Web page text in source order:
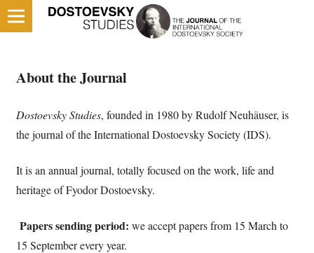
About the Journal
Dostoevsky Studies, founded in 1980 by Rudolf Neuhäuser, is
the journal of the International Dostoevsky Society (IDS).
It is an annual journal, totally focused on the work, life and
heritage of Fyodor Dostoevsky.
Papers sending period: we accept papers from 15 March to
15 September every year.